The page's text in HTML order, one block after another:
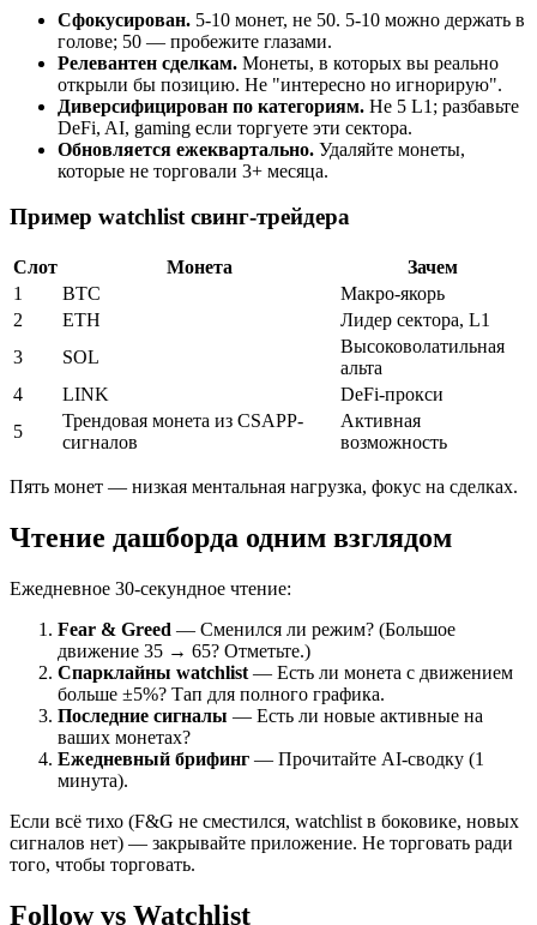
Сфокусирован. 5-10 монет, не 50. 5-10 можно держать в
голове; 50 — пробежите глазами.
Релевантен сделкам. Монеты, в которых вы реально
открыли бы позицию. Не "интересно но игнорирую".
Диверсифицирован по категориям. Не 5 L1; разбавьте
DeFi, AI, gaming если торгуете эти сектора.
Обновляется ежеквартально. Удаляйте монеты,
которые не торговали 3+ месяца.
Пример watchlist свинг-трейдера
Слот Монета
Зачем
1
BTC
Макро-якорь
2
ETH
Лидер сектора, L1
3
SOL
Высоковолатильная
альта
4
LINK
DeFi-прокси
5
Трендовая монета из CSAPP-
сигналов
Активная
возможность
Пять монет — низкая ментальная нагрузка, фокус на сделках.
Чтение дашборда одним взглядом
Ежедневное 30-секундное чтение:
Fear & Greed — Сменился ли режим? (Большое
движение 35 → 65? Отметьте.)
Спарклайны watchlist — Есть ли монета с движением
больше ±5%? Тап для полного графика.
Последние сигналы — Есть ли новые активные на
ваших монетах?
Ежедневный брифинг — Прочитайте AI-сводку (1
минута).
Если всё тихо (F&G не сместился, watchlist в боковике, новых
сигналов нет) — закрывайте приложение. Не торговать ради
того, чтобы торговать.
Follow vs Watchlist